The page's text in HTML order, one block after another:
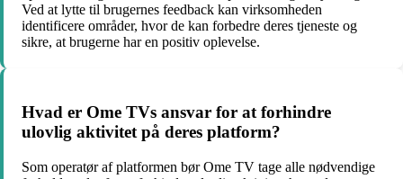
Ved at lytte til brugernes feedback kan virksomheden
identificere områder, hvor de kan forbedre deres tjeneste og
sikre, at brugerne har en positiv oplevelse.
Hvad er Ome TVs ansvar for at forhindre
ulovlig aktivitet på deres platform?
Som operatør af platformen bør Ome TV tage alle nødvendige